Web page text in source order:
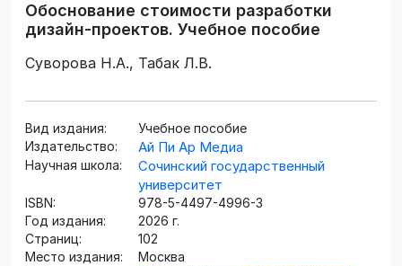
Обоснование стоимости разработки
дизайн-проектов. Учебное пособие
Суворова Н.А., Табак Л.В.
Вид издания:
Учебное пособие
Издательство:
Ай Пи Ар Медиа
Научная школа:
Сочинский государственный
университет
ISBN:
978-5-4497-4996-3
Год издания:
2026 г.
Страниц:
102
Место издания:
Москва